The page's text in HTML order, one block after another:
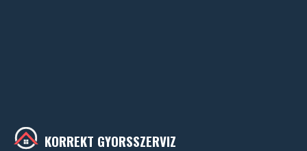
KORREKT GYORSSZERVIZ